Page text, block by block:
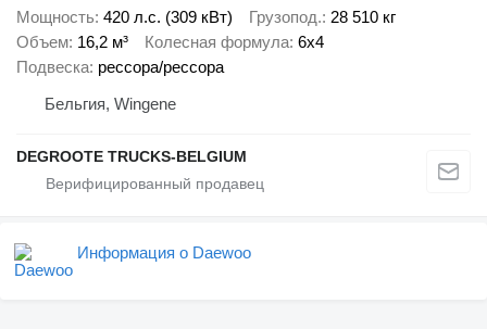
Мощность 420 л.с. (309 кВт) Грузопод. 28 510 кг
Объем 16,2 м³ Колесная формула 6x4
Подвеска рессора/рессора
Бельгия, Wingene
DEGROOTE TRUCKS-BELGIUM
Информация о Daewoo